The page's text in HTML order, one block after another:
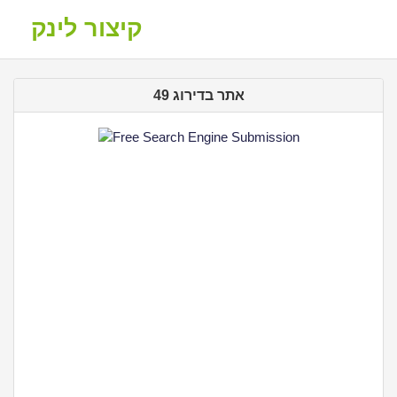
קיצור לינק
אתר בדירוג 49